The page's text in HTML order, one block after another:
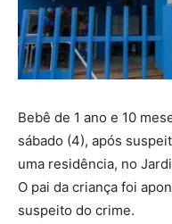
Bebê de 1 ano e 10
sábado (4), após
uma residência, no
O pai da criança foi
suspeito do crime.